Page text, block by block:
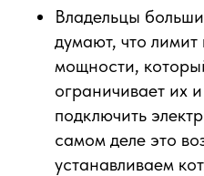
Владельцы
думают, что
мощности,
ограничивает их
подключить
самом деле это
устанавливаем